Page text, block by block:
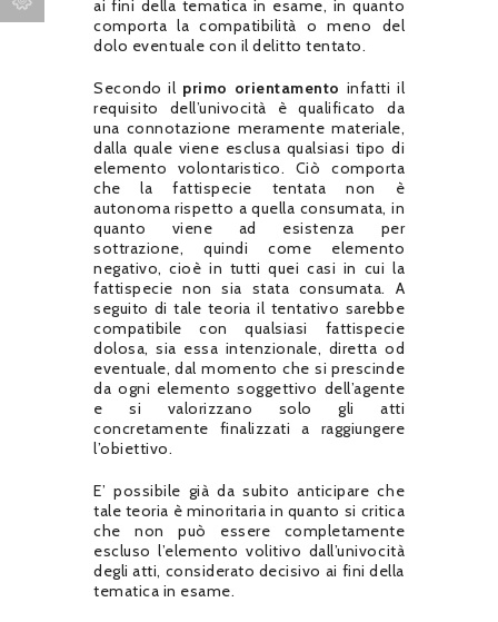
ai fini della tematica in esame, in quanto
comporta la compatibilità o meno del
dolo eventuale con il delitto tentato.
Secondo il primo orientamento infatti il
requisito dell’univocità è qualificato da
una connotazione meramente materiale,
dalla quale viene esclusa qualsiasi tipo di
elemento volontaristico. Ciò comporta
che la fattispecie tentata non è
autonoma rispetto a quella consumata, in
quanto viene ad esistenza per
sottrazione, quindi come elemento
negativo, cioè in tutti quei casi in cui la
fattispecie non sia stata consumata. A
seguito di tale teoria il tentativo sarebbe
compatibile con qualsiasi fattispecie
dolosa, sia essa intenzionale, diretta od
eventuale, dal momento che si prescinde
da ogni elemento soggettivo dell’agente
e si valorizzano solo gli atti
concretamente finalizzati a raggiungere
l’obiettivo.
E’ possibile già da subito anticipare che
tale teoria è minoritaria in quanto si critica
che non può essere completamente
escluso l’elemento volitivo dall’univocità
degli atti, considerato decisivo ai fini della
tematica in esame.